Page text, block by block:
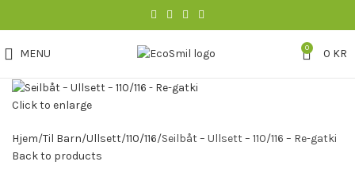
MENU 0 0 KR
Click to enlarge
Hjem Til Barn Ullsett 110/116 Seilbåt – Ullsett – 110/116 – Re-gatki
Back to products